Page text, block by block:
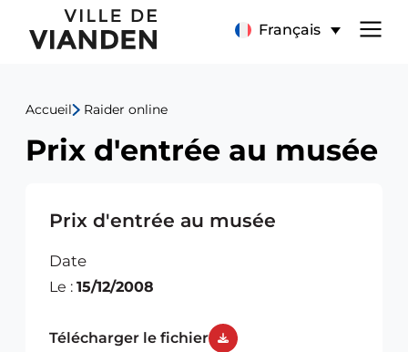
Prix
d'entrée
au
musée
Français
Menu
navigation
principal
Accueil Raider online
Prix d'entrée au musée
Prix d'entrée au musée
Date
Le : 15/12/2008
Télécharger le fichier